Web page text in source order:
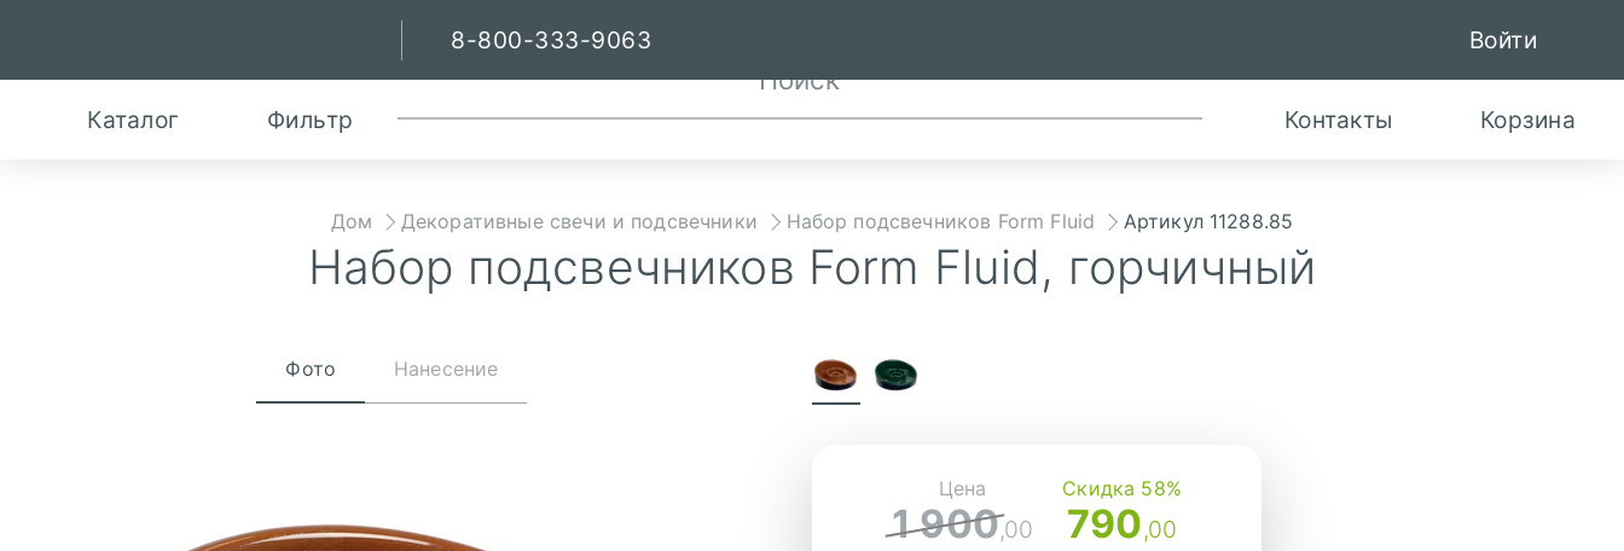
8-800-333-9063 Войти
Каталог Фильтр Контакты Корзина
Дом Декоративные свечи и подсвечники Набор подсвечников Form Fluid Артикул 11288.85
Набор подсвечников Form Fluid, горчичный
Фото Нанесение
Цена
1 900,00
Скидка 58%
790,00